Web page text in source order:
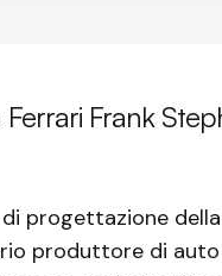
Frank
progettazione della
produttore di